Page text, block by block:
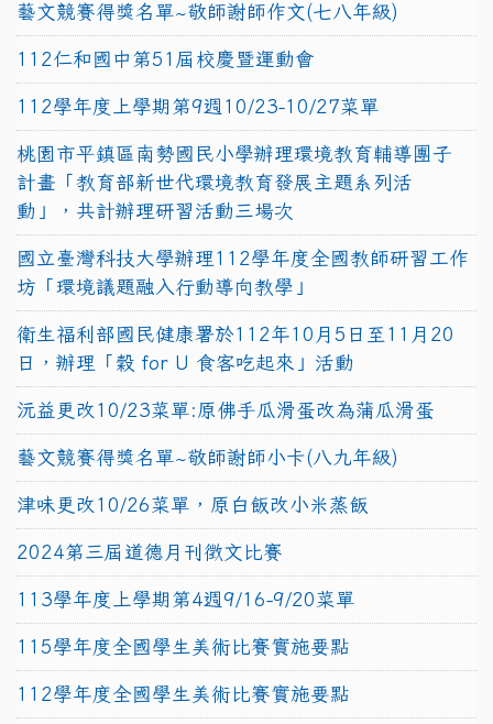
藝文競賽得獎名單~敬師謝師作文(七八年級)
112仁和國中第51屆校慶暨運動會
112學年度上學期第9週10/23-10/27菜單
桃園市平鎮區南勢國民小學辦理環境教育輔導團子
計畫「教育部新世代環境教育發展主題系列活
動」，共計辦理研習活動三場次
國立臺灣科技大學辦理112學年度全國教師研習工作
坊「環境議題融入行動導向教學」
衛生福利部國民健康署於112年10月5日至11月20
日，辦理「穀 for U 食客吃起來」活動
沅益更改10/23菜單:原佛手瓜滑蛋改為蒲瓜滑蛋
藝文競賽得獎名單~敬師謝師小卡(八九年級)
津味更改10/26菜單，原白飯改小米蒸飯
2024第三屆道德月刊徵文比賽
113學年度上學期第4週9/16-9/20菜單
115學年度全國學生美術比賽實施要點
112學年度全國學生美術比賽實施要點